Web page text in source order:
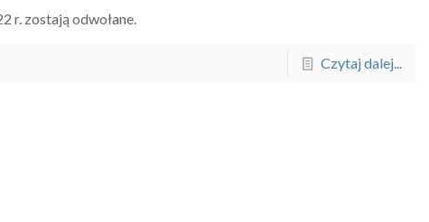
r. zostają odwołane.
Czytaj dalej...